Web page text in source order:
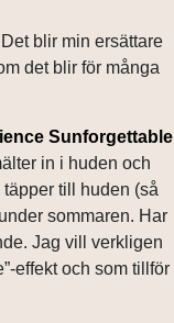
blir min ersättare
det blir för många
Sunforgettable
in i huden och
till huden (så
sommaren. Har
Jag vill verkligen
effekt och som tillför